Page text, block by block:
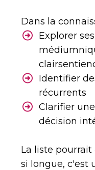
Dans la
Explorer
Identifier
récurrents
Clarifier
décision
La liste pourrait
si longue, c'est